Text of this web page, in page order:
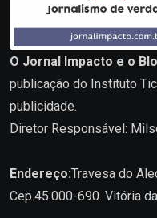
O Jornal Impacto e o
publicação do Instituto
publicidade.
Diretor Responsável:
Endereço:Travesa do
Cep.45.000-690. Vitória